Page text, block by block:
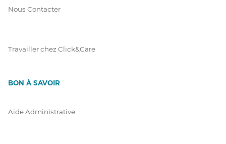
Nous Contacter
Travailler chez Click&Care
BON À SAVOIR
Aide Administrative